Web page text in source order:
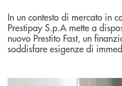
In un contesto di mercato in
Prestipay S.p.A mette a
nuovo Prestito Fast, un
soddisfare esigenze di